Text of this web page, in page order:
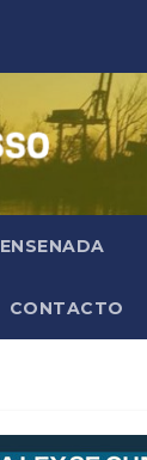
ENSENADA
CONTACTO